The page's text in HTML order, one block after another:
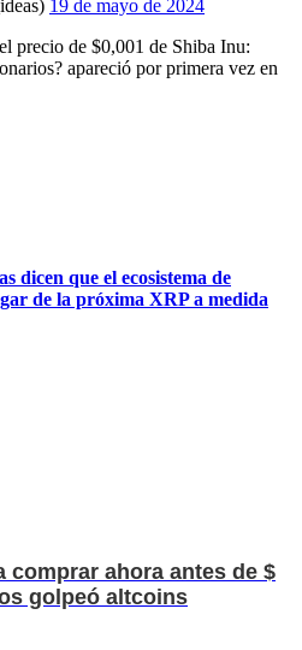
19 de mayo de 2024
precio de $0,001 de Shiba Inu:
apareció por primera vez en
dicen que el ecosistema de
de la próxima XRP a medida
comprar ahora antes de $
golpeó altcoins